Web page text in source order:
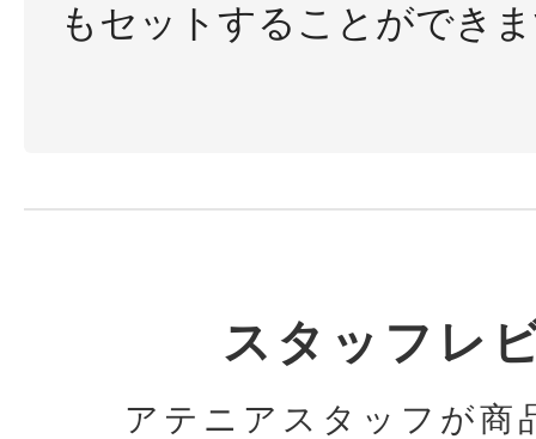
もセットすることができ
スタッフレ
アテニアスタッフが商